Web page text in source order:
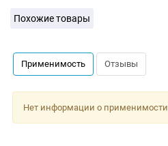
Похожие товары
Применимость Отзывы
Нет информации о применимости